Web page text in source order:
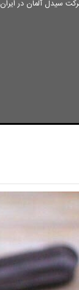
سیدل آلمان در ایران